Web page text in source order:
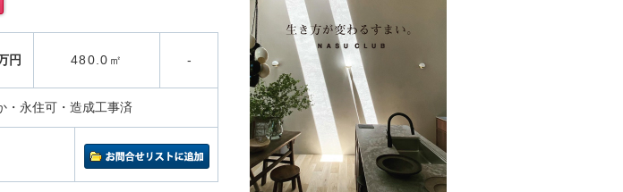
円 480.0㎡ -
・永住可・造成工事済